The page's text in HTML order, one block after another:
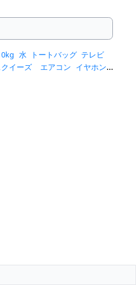
水 トートバッグ テレビ
イーズ エアコン イヤホン